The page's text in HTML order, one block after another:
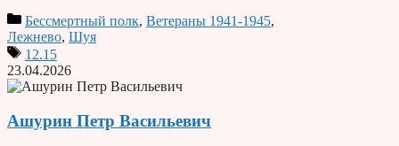
Бессмертный полк, Ветераны 1941-1945,
Лежнево, Шуя
12.15
23.04.2026
Ашурин Петр Васильевич